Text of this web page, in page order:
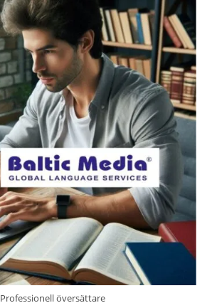
Professionell översättare